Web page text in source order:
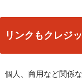
リンクもクレジ
個人、商用など関係